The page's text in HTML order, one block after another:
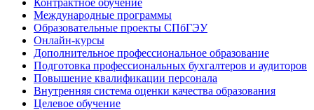
Контрактное обучение
Международные программы
Образовательные проекты СПбГЭУ
Онлайн-курсы
Дополнительное профессиональное образование
Подготовка профессиональных бухгалтеров и аудиторов
Повышение квалификации персонала
Внутренняя система оценки качества образования
Целевое обучение